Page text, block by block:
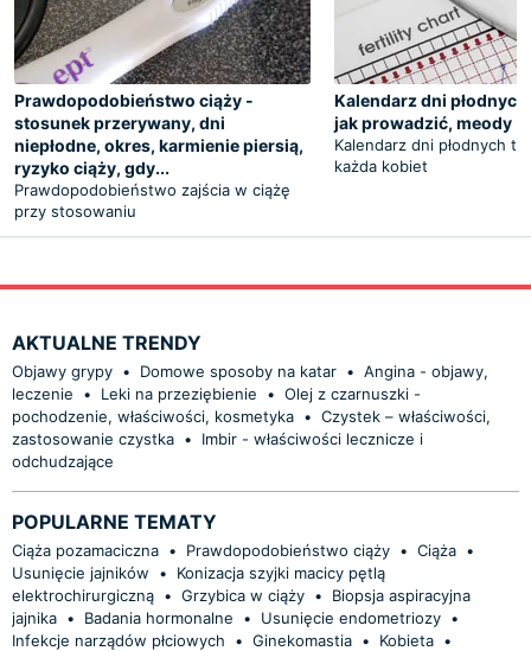
Prawdopodobieństwo ciąży -
stosunek przerywany, dni
niepłodne, okres, karmienie piersią,
ryzyko ciąży, gdy...
Prawdopodobieństwo zajścia w ciążę
przy stosowaniu
Kalendarz dni
jak prowadzić, meody
Kalendarz dni płodnych
każda kobiet
AKTUALNE TRENDY
Objawy grypy • Domowe sposoby na katar • Angina - objawy,
leczenie
• Leki na przeziębienie • Olej z czarnuszki -
pochodzenie, właściwości, kosmetyka • Czystek – właściwości,
zastosowanie czystka •
Imbir - właściwości lecznicze i
odchudzające
POPULARNE TEMATY
Ciąża pozamaciczna • Prawdopodobieństwo ciąży • Ciąża •
Usunięcie jajników
•
Konizacja szyjki macicy pętlą
elektrochirurgiczną • Grzybica w ciąży •
Biopsja aspiracyjna
jajnika • Badania hormonalne • Usunięcie endometriozy •
Infekcje narządów płciowych
• Ginekomastia • Kobieta •